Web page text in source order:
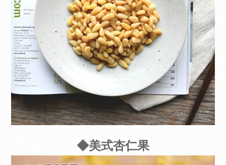
◆美式杏仁果